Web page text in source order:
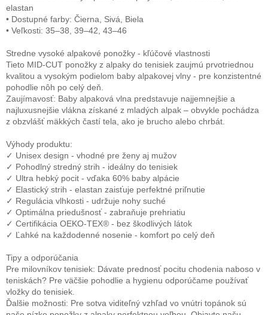
elastan
• Dostupné farby: Čierna, Sivá, Biela
• Veľkosti: 35–38, 39–42, 43–46
Stredne vysoké alpakové ponožky - kľúčové vlastnosti
Tieto MID-CUT ponožky z alpaky do tenisiek zaujmú prvotriednou
kvalitou a vysokým podielom baby alpakovej vlny - pre konzistentné
pohodlie nôh po celý deň.
Zaujímavosť: Baby alpaková vlna predstavuje najjemnejšie a
najluxusnejšie vlákna získané z mladých alpak – obvykle pochádza
z obzvlášť mäkkých častí tela, ako je brucho alebo chrbát.
Výhody produktu:
✓ Unisex design - vhodné pre ženy aj mužov
✓ Pohodlný stredný strih - ideálny do tenisiek
✓ Ultra hebký pocit - vďaka 60% baby alpácie
✓ Elastický strih - elastan zaisťuje perfektné priľnutie
✓ Regulácia vlhkosti - udržuje nohy suché
✓ Optimálna priedušnosť - zabraňuje prehriatiu
✓ Certifikácia OEKO-TEX® - bez škodlivých látok
✓ Ľahké na každodenné nosenie - komfort po celý deň
Tipy a odporúčania
Pre milovníkov tenisiek: Dávate prednosť pocitu chodenia naboso v
teniskách? Pre väčšie pohodlie a hygienu odporúčame používať
vložky do tenisiek.
Ďalšie možnosti: Pre sotva viditeľný vzhľad vo vnútri topánok sú